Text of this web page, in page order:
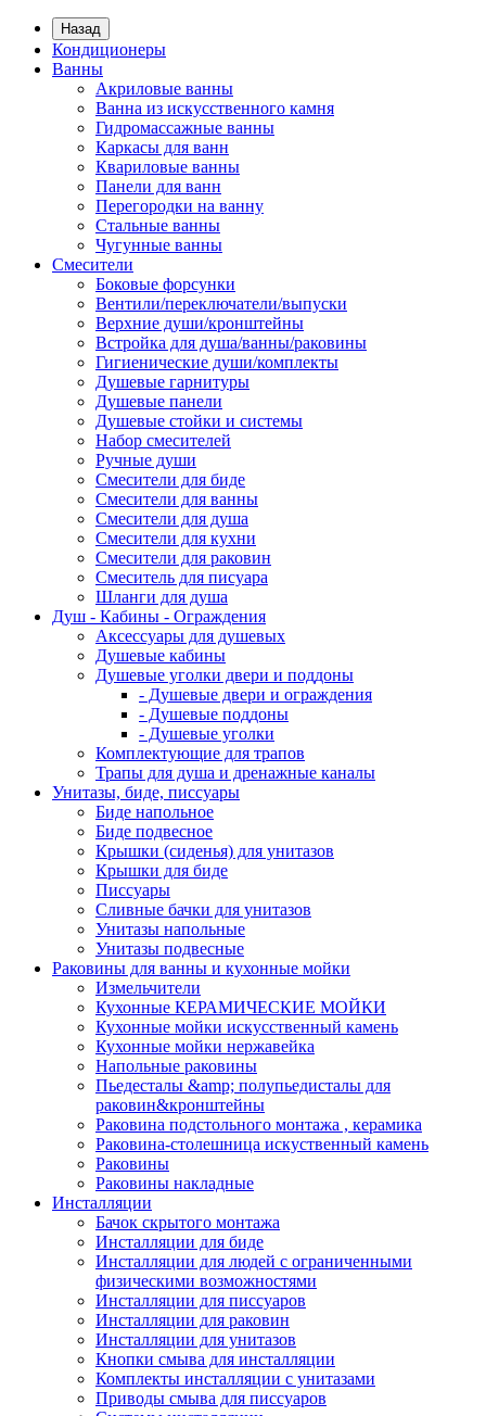
Назад
Кондиционеры
Ванны
Акриловые ванны
Ванна из искусственного камня
Гидромассажные ванны
Каркасы для ванн
Квариловые ванны
Панели для ванн
Перегородки на ванну
Стальные ванны
Чугунные ванны
Смесители
Боковые форсунки
Вентили/переключатели/выпуски
Верхние души/кронштейны
Встройка для душа/ванны/раковины
Гигиенические души/комплекты
Душевые гарнитуры
Душевые панели
Душевые стойки и системы
Набор смесителей
Ручные души
Смесители для биде
Смесители для ванны
Смесители для душа
Смесители для кухни
Смесители для раковин
Смеситель для писуара
Шланги для душа
Душ - Кабины - Ограждения
Аксессуары для душевых
Душевые кабины
Душевые уголки двери и поддоны
- Душевые двери и ограждения
- Душевые поддоны
- Душевые уголки
Комплектующие для трапов
Трапы для душа и дренажные каналы
Унитазы, биде, писсуары
Биде напольное
Биде подвесное
Крышки (сиденья) для унитазов
Крышки для биде
Писсуары
Сливные бачки для унитазов
Унитазы напольные
Унитазы подвесные
Раковины для ванны и кухонные мойки
Измельчители
Кухонные КЕРАМИЧЕСКИЕ МОЙКИ
Кухонные мойки искусственный камень
Кухонные мойки нержавейка
Напольные раковины
Пьедесталы &amp; полупьедисталы для
раковин&кронштейны
Раковина подстольного монтажа , керамика
Раковина-столешница искуственный камень
Раковины
Раковины накладные
Инсталляции
Бачок скрытого монтажа
Инсталляции для биде
Инсталляции для людей с ограниченными
физическими возможностями
Инсталляции для писсуаров
Инсталляции для раковин
Инсталляции для унитазов
Кнопки смыва для инсталляции
Комплекты инсталляции с унитазами
Приводы смыва для писсуаров